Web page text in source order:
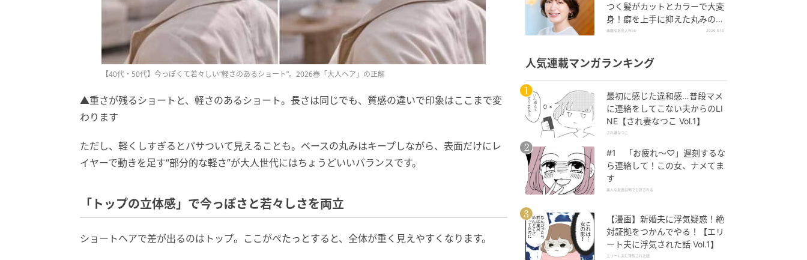
【40代・50代】今っぽくて若々しい“軽さのあるショート”。2026春「大人ヘア」の正解
▲重さが残るショートと、軽さのあるショート。長さは同じでも、質感の違いで印象はここまで変
わります
ただし、軽くしすぎるとパサついて見えることも。ベースの丸みはキープしながら、表面だけにレ
イヤーで動きを足す“部分的な軽さ”が大人世代にはちょうどいいバランスです。
「トップの立体感」で今っぽさと若々しさを両立
ショートヘアで差が出るのはトップ。ここがぺたっとすると、全体が重く見えやすくなります。
つく髪がカットとカラーで大変
身！癖を上手に抑えた丸みのあ
るボブで華やかな印象に！
素敵なあの人Web 2026.6.16
人気連載マンガランキング
最初に感じた違和感…普段マメ
に連絡をしてこない夫からのLI
NE【され妻なつこ Vol.1】
され妻なつこ
#1 「お疲れ〜♡」遅刻するな
ら連絡して！この女、ナメてま
す
美人な友達は何でも許される
【漫画】新婚夫に浮気疑惑！絶
対証拠をつかんでやる！【エリ
ート夫に浮気された話 Vol.1】
エリート夫に浮気された話